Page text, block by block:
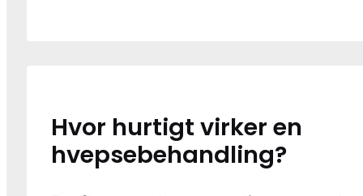
Hvor hurtigt virker en
hvepsebehandling?